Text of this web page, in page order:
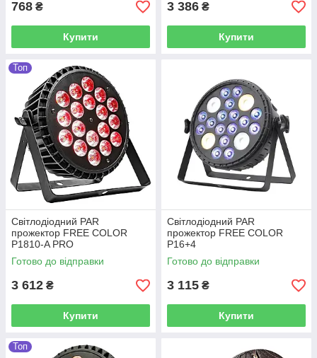
768 ₴
Купити
3 386 ₴
Купити
Топ
Світлодіодний PAR
прожектор FREE COLOR
P1810-A PRO
Готово до відправки
3 612 ₴
Купити
Світлодіодний PAR
прожектор FREE COLOR
P16+4
Готово до відправки
3 115 ₴
Купити
Топ